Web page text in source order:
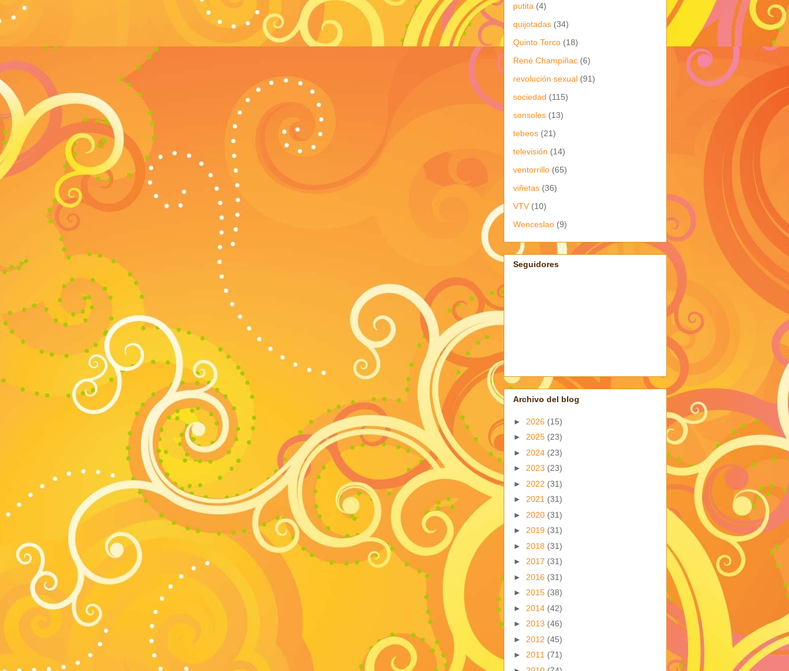
putita (4)
quijotadas (34)
Quinto Terco (18)
René Champiñac (6)
revolución sexual (91)
sociedad (115)
sonsoles (13)
tebeos (21)
televisión (14)
ventorrillo (65)
viñetas (36)
VTV (10)
Wenceslao (9)
Seguidores
Archivo del blog
► 2026 (15)
► 2025 (23)
► 2024 (23)
► 2023 (23)
► 2022 (31)
► 2021 (31)
► 2020 (31)
► 2019 (31)
► 2018 (31)
► 2017 (31)
► 2016 (31)
► 2015 (38)
► 2014 (42)
► 2013 (46)
► 2012 (45)
► 2011 (71)